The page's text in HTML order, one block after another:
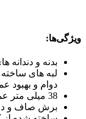
ویژگی‌ها:
بدنه و دندانه
لبه های ساخته
دوام و بهبود
38 میلی متر عمق برش در قطعه کار
برش صاف و